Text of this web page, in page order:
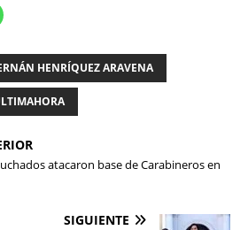
HENRÍQUEZ ARAVENA
atacaron base de Carabineros en
SIGUIENTE